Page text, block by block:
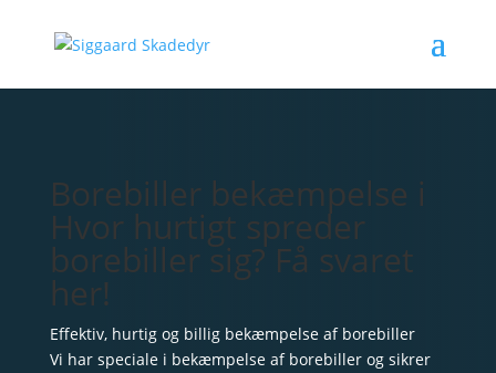
Borebiller bekæmpelse i
Hvor hurtigt spreder
borebiller sig? Få svaret
her!
Effektiv, hurtig og billig bekæmpelse af borebiller
Vi har speciale i bekæmpelse af borebiller og sikrer